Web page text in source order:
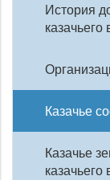
История
казачьего
Казачье
Казачье
казачьего